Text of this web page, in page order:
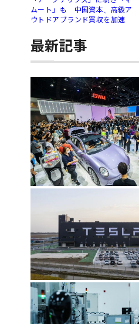
ムート」も 中国資本、高級ア
ウトドアブランド買収を加速
最新記事